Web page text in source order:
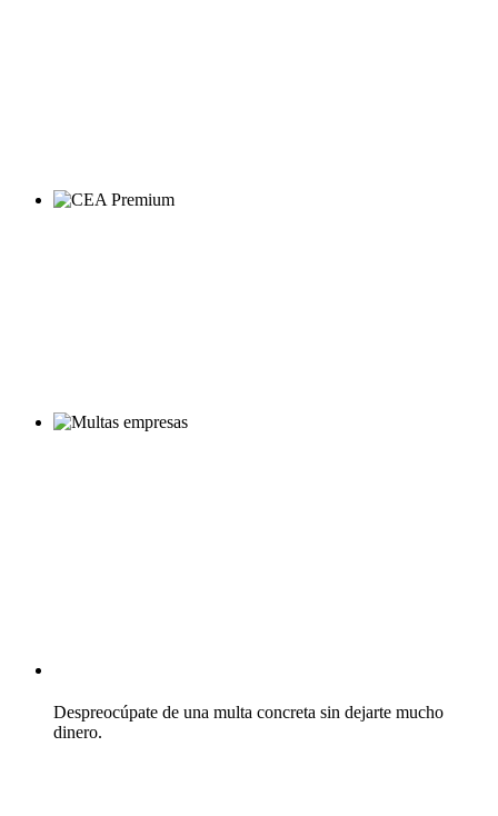
Despreocúpate de una multa concreta sin dejarte mucho
dinero.